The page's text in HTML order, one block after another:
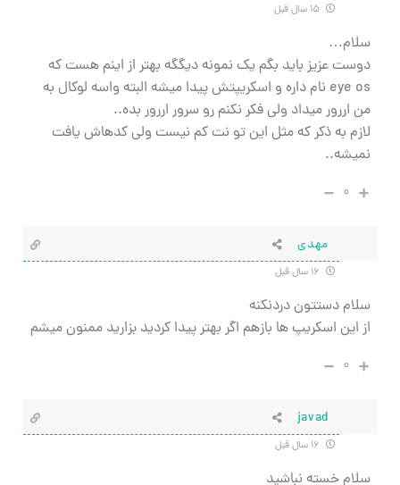
سلام…
دوست عزيز بايد بگم يك نمونه ديگگه بهتر از اينم هست كه
eye os نام داره و اسكريپتش پيدا ميشه البته واسه لوكال به
من اررور ميداد ولي فكر نكنم رو سرور اررور بده..
لازم به ذكر كه مثل اين تو نت كم نيست ولي كدهاش يافت
نميشه..
۰
مهدي
سلام دستتون دردنكنه
از اين اسكريپ ها بازهم اگر بهتر پيدا كرديد بزاريد ممنون ميشم
۰
javad
سلام خسته نباشید